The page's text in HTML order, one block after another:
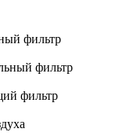
фильтр
фильтр
фильтр